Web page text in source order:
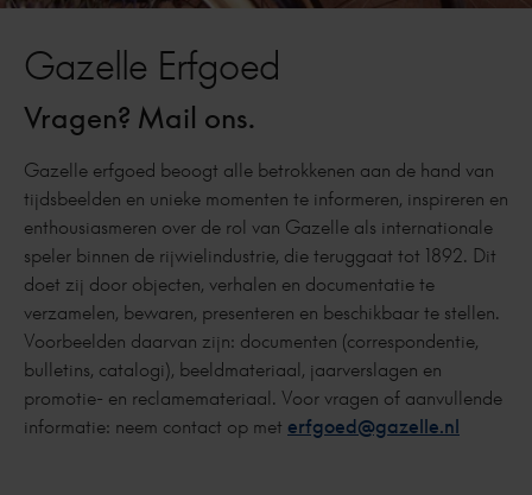
Gazelle Erfgoed
Vragen? Mail ons.
Gazelle erfgoed beoogt alle betrokkenen aan de hand van
tijdsbeelden en unieke momenten te informeren, inspireren en
enthousiasmeren over de rol van Gazelle als internationale
speler binnen de rijwielindustrie, die teruggaat tot 1892. Dit
doet zij door objecten, verhalen en documentatie te
verzamelen, bewaren, presenteren en beschikbaar te stellen.
Voorbeelden daarvan zijn: documenten (correspondentie,
bulletins, catalogi), beeldmateriaal, jaarverslagen en
promotie- en reclamemateriaal. Voor vragen of aanvullende
informatie: neem contact op met erfgoed@gazelle.nl